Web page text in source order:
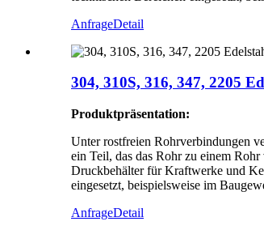
AnfrageDetail
304, 310S, 316, 347, 2205
Produktpräsentation:
Unter rostfreien Rohrverbindungen
ein Teil, das das Rohr zu einem
Druckbehälter für Kraftwerke und
eingesetzt, beispielsweise im
AnfrageDetail